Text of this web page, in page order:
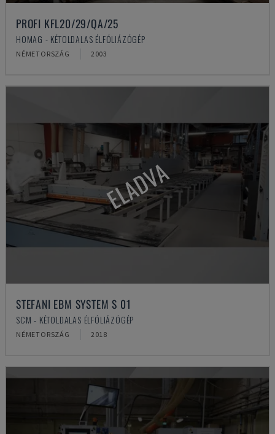
PROFI KFL20/29/QA/25
HOMAG - KÉTOLDALAS ÉLFÓLIÁZÓGÉP
NÉMETORSZÁG 2003
ELADVA
STEFANI EBM SYSTEM S 01
SCM - KÉTOLDALAS ÉLFÓLIÁZÓGÉP
NÉMETORSZÁG 2018